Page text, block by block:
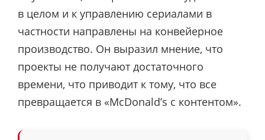
в целом и к управлению сериалами в
частности направлены на конвейерное
производство. Он выразил мнение, что
проекты не получают достаточного
времени, что приводит к тому, что все
превращается в «McDonald’s с контентом».